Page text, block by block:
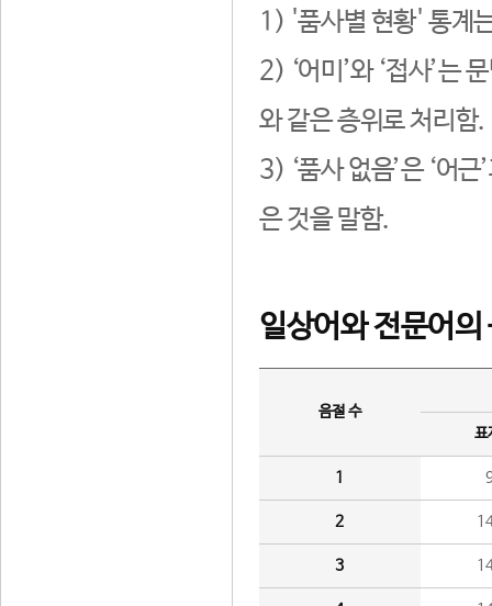
1) '품사별 현황' 통계
2) ‘어미’와 ‘접사’는
와 같은 층위로 처리함.
3) ‘품사 없음’은 ‘어
은 것을 말함.
일상어와 전문어의
음절 수
표
1
2
3